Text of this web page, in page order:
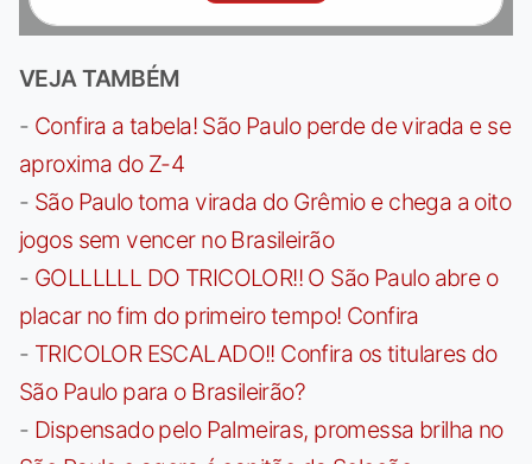
VEJA TAMBÉM
- Confira a tabela! São Paulo perde de virada e se
aproxima do Z-4
- São Paulo toma virada do Grêmio e chega a oito
jogos sem vencer no Brasileirão
- GOLLLLLL DO TRICOLOR!! O São Paulo abre o
placar no fim do primeiro tempo! Confira
- TRICOLOR ESCALADO!! Confira os titulares do
São Paulo para o Brasileirão?
- Dispensado pelo Palmeiras, promessa brilha no